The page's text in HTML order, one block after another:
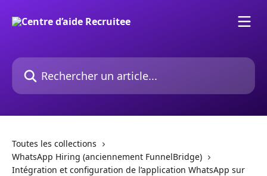
Rechercher un article...
Toutes les collections
WhatsApp Hiring (anciennement FunnelBridge)
Intégration et configuration de l’application WhatsApp sur